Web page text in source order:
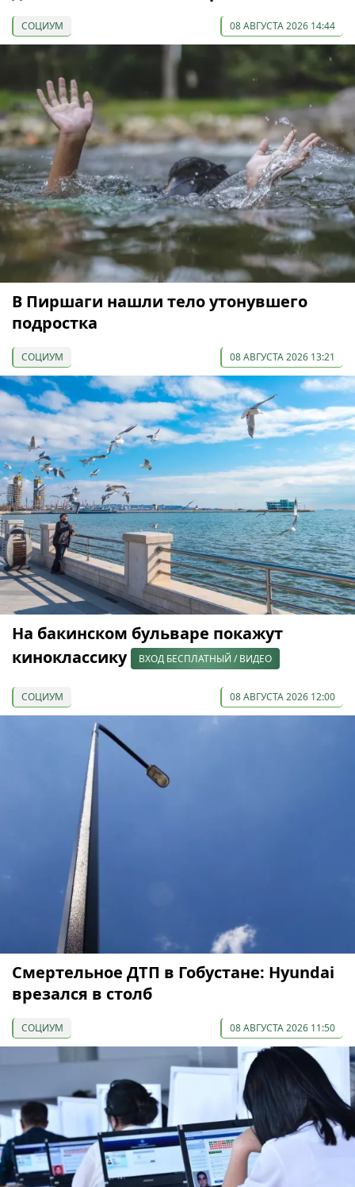
СОЦИУМ 08 АВГУСТА 2026 14:44
В Пиршаги нашли тело утонувшего
подростка
СОЦИУМ 08 АВГУСТА 2026 13:21
На бакинском бульваре покажут
киноклассику
ВХОД БЕСПЛАТНЫЙ / ВИДЕО
СОЦИУМ 08 АВГУСТА 2026 12:00
Смертельное ДТП в Гобустане: Hyundai
врезался в столб
СОЦИУМ 08 АВГУСТА 2026 11:50